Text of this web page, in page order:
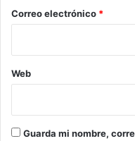
*
Correo electrónico *
Web
Guarda mi nombre,